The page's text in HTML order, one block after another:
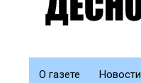
О газете Новости